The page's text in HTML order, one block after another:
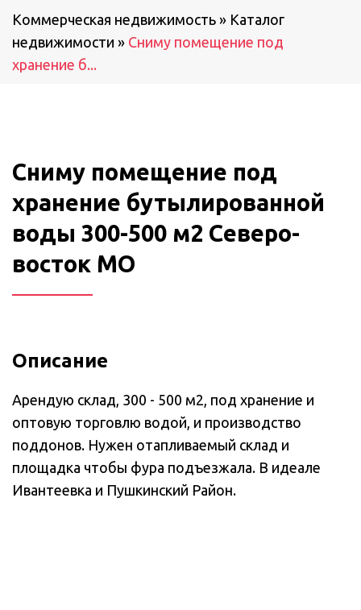
Коммерческая недвижимость » Каталог
недвижимости » Сниму помещение под
хранение б...
Сниму помещение под
хранение бутылированной
воды 300-500 м2 Северо-
восток МО
Описание
Арендую склад, 300 - 500 м2, под хранение и
оптовую торговлю водой, и производство
поддонов. Нужен отапливаемый склад и
площадка чтобы фура подъезжала. В идеале
Ивантеевка и Пушкинский Район.